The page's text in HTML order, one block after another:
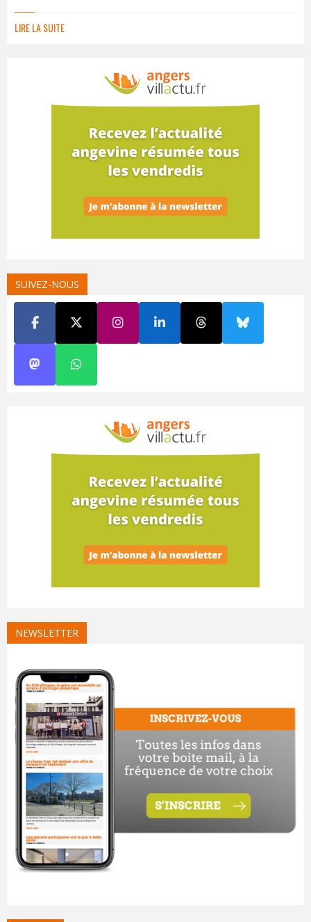
LIRE LA SUITE
SUIVEZ-NOUS
NEWSLETTER